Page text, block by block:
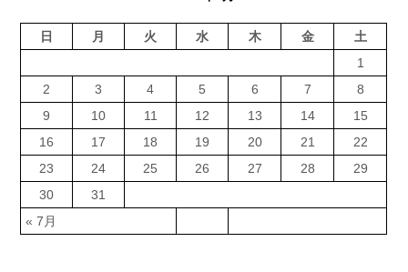
日 月 火 水 木 金 土
« 7月
1
2
3 4 5 6 7
8
9
10 11 12 13 14
15
16
17 18 19 20 21
22
23
24 25 26 27 28
29
30
31